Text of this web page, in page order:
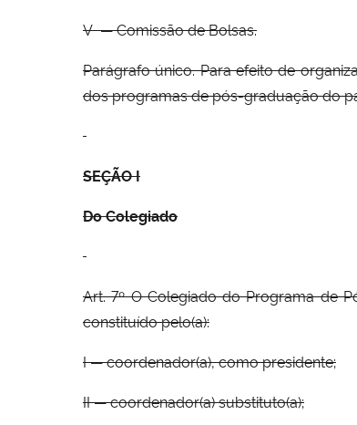
V — Comissão de Bolsas.
Parágrafo único. Para efeito de
dos programas de pós-graduação do
SEÇÃO I
Do Colegiado
Art. 7º O Colegiado do Programa de
constituído pelo(a):
I — coordenador(a), como presidente;
II — coordenador(a) substituto(a);